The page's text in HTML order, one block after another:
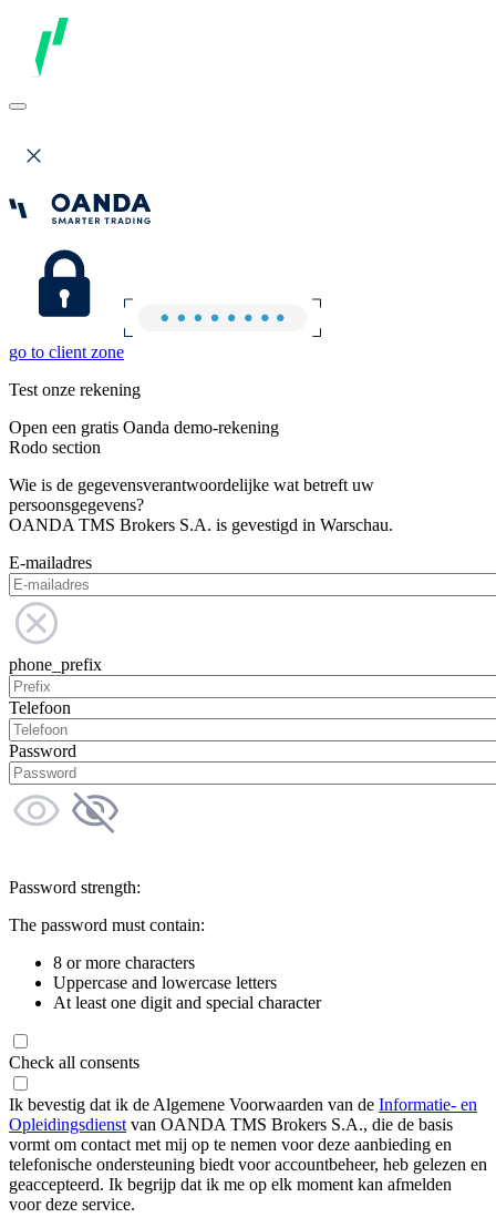
go to client zone
Test onze rekening
Open een gratis Oanda demo-rekening
Rodo section
Wie is de gegevensverantwoordelijke wat betreft uw
persoonsgegevens?
OANDA TMS Brokers S.A. is gevestigd in Warschau.
E-mailadres
phone_prefix
Telefoon
Password
Password strength:
The password must contain:
8 or more characters
Uppercase and lowercase letters
At least one digit and special character
Check all consents
Ik bevestig dat ik de Algemene Voorwaarden van de Informatie- en
Opleidingsdienst van OANDA TMS Brokers S.A., die de basis
vormt om contact met mij op te nemen voor deze aanbieding en
telefonische ondersteuning biedt voor accountbeheer, heb gelezen en
geaccepteerd. Ik begrijp dat ik me op elk moment kan afmelden
voor deze service.